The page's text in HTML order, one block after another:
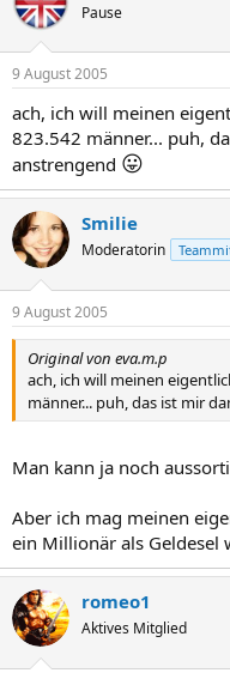
Pause
9 August 2005
ach, ich will meinen
823.542 männer... puh,
anstrengend 😛
Smilie
Moderatorin
9 August 2005
Original von eva.m.p
ach, ich will meinen
männer... puh, das ist mir
Man kann ja noch
Aber ich mag meinen
ein Millionär als Geldesel
romeo1
Aktives Mitglied